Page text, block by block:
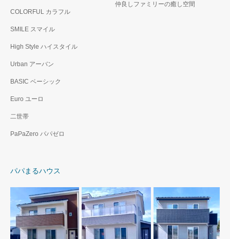
COLORFUL カラフル
SMILE スマイル
High Style ハイスタイル
Urban アーバン
BASIC ベーシック
Euro ユーロ
二世帯
PaPaZero パパゼロ
仲良しファミリーの癒し空間
パパまるハウス